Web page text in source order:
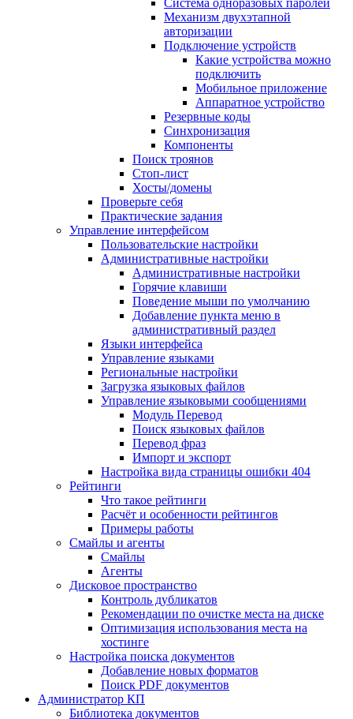
Система одноразовых паролей
Механизм двухэтапной
авторизации
Подключение устройств
Какие устройства можно
подключить
Мобильное приложение
Аппаратное устройство
Резервные коды
Синхронизация
Компоненты
Поиск троянов
Стоп-лист
Хосты/домены
Проверьте себя
Практические задания
Управление интерфейсом
Пользовательские настройки
Административные настройки
Административные настройки
Горячие клавиши
Поведение мыши по умолчанию
Добавление пункта меню в
административный раздел
Языки интерфейса
Управление языками
Региональные настройки
Загрузка языковых файлов
Управление языковыми сообщениями
Mодуль Перевод
Поиск языковых файлов
Перевод фраз
Импорт и экспорт
Настройка вида страницы ошибки 404
Рейтинги
Что такое рейтинги
Расчёт и особенности рейтингов
Примеры работы
Смайлы и агенты
Смайлы
Агенты
Дисковое пространство
Контроль дубликатов
Рекомендации по очистке места на диске
Оптимизация использования места на
хостинге
Настройка поиска документов
Добавление новых форматов
Поиск PDF документов
Администратор КП
Библиотека документов